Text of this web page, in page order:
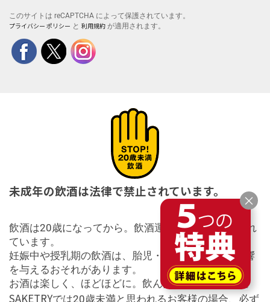
このサイトは reCAPTCHA によって保護されています。
プライバシー ポリシー と 利用規約 が適用されます。
未成年の飲酒は法律で禁止されています。
飲酒は20歳になってから。飲酒運転は法律で禁止され
ています。
妊娠中や授乳期の飲酒は、胎児・乳児の発育に悪影響
を与えるおそれがあります。
お酒は楽しく、ほどほどに。飲んだ後はリサイクル。
SAKETRYでは20歳未満と思われるお客様の場合、必ず
×